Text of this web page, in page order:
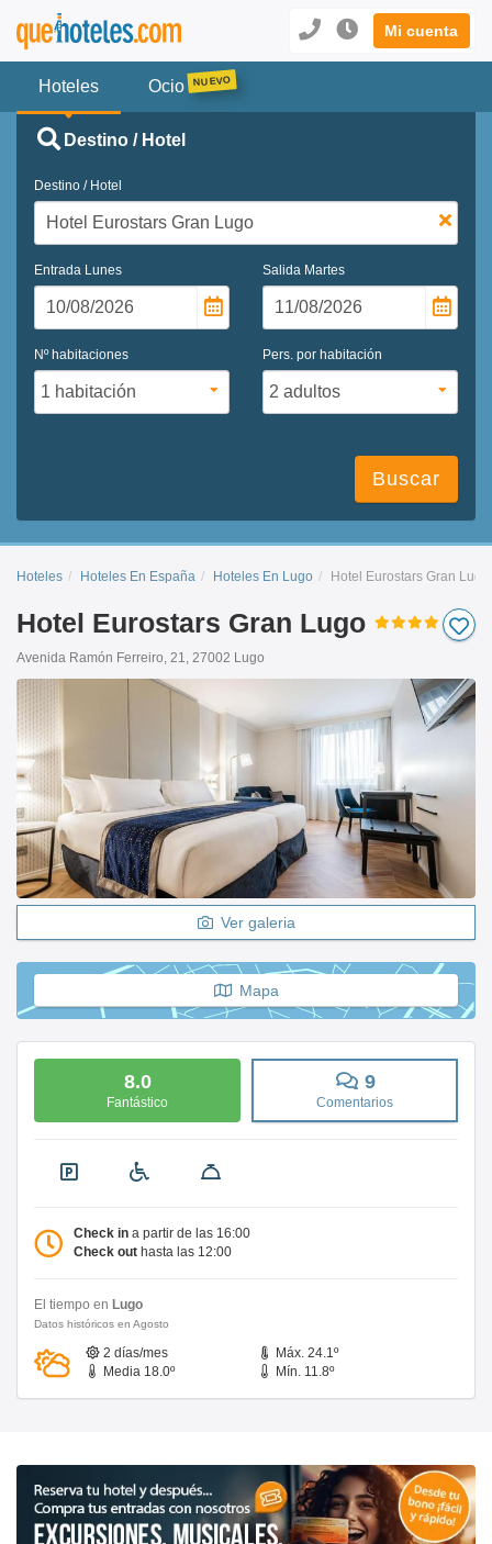
Mi cuenta
Hoteles Ocio
Destino / Hotel
Destino / Hotel
Entrada Lunes Salida Martes
Nº habitaciones Pers. por habitación
Buscar
Hoteles Hoteles En España Hoteles En Lugo Hotel Eurostars Gran Lugo
Hotel Eurostars Gran Lugo
Avenida Ramón Ferreiro, 21, 27002 Lugo
Ver galeria
Mapa
8.0
Fantástico
9
Comentarios
Check in a partir de las 16:00
Check out hasta las 12:00
El tiempo en Lugo
Datos históricos en Agosto
2 días/mes
Máx. 24.1º
Media 18.0º
Mín. 11.8º